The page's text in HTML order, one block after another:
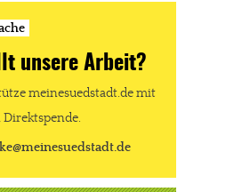
unsere Arbeit?
meinesuedstadt.de mit